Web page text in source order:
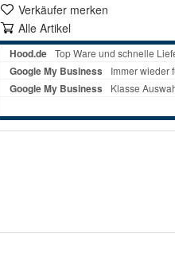
Verkäufer merken
Alle Artikel